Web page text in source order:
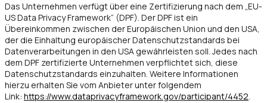
Das Unternehmen verfügt über eine Zertifizierung nach dem „EU-
US Data Privacy Framework“ (DPF). Der DPF ist ein
Übereinkommen zwischen der Europäischen Union und den USA,
der die Einhaltung europäischer Datenschutzstandards bei
Datenverarbeitungen in den USA gewährleisten soll. Jedes nach
dem DPF zertifizierte Unternehmen verpflichtet sich, diese
Datenschutzstandards einzuhalten. Weitere Informationen
hierzu erhalten Sie vom Anbieter unter folgendem
Link: https://www.dataprivacyframework.gov/participant/4452.